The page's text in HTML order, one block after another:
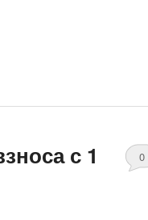
с 1
0